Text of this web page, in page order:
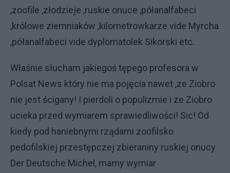
,zoofile ,złodzieje ,ruskie onuce ,półanalfabeci
,królowe ziemniaków ,kilometrowkarze vide Myrcha
,półanalfabeci vide dyplomatolek Sikorski etc.
Właśnie słucham jakiegoś tępego profesora w
Polsat News który nie ma pojęcia nawet ,ze Ziobro
nie jest ścigany! I pierdoli o populizmie i ze Ziobro
ucieka przed wymiarem sprawiedliwości! Sic! Od
kiedy pod haniebnymi rządami zoofilsko
pedofilskiej przestępczej zbieraniny ruskiej onucy
Der Deutsche Michel, mamy wymiar